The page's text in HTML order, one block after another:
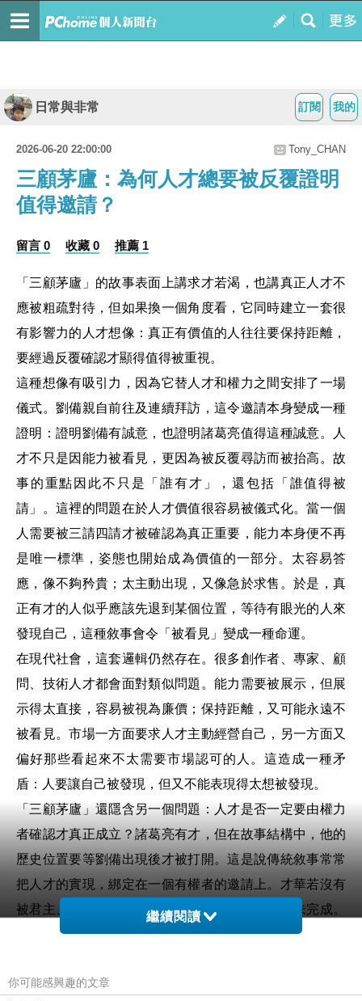
我的
訂閱
日常與非常
2026-06-20 22:00:00 Tony_CHAN
三顧茅廬：為何人才總要被反覆證明
值得邀請？
留言 0 收藏 0 推薦 1
「三顧茅廬」的故事表面上講求才若渴，也講真正人才不
應被粗疏對待，但如果換一個角度看，它同時建立一套很
有影響力的人才想像：真正有價值的人往往要保持距離，
要經過反覆確認才顯得值得被重視。
這種想像有吸引力，因為它替人才和權力之間安排了一場
儀式。劉備親自前往及連續拜訪，這令邀請本身變成一種
證明：證明劉備有誠意，也證明諸葛亮值得這種誠意。人
才不只是因能力被看見，更因為被反覆尋訪而被抬高。故
事的重點因此不只是「誰有才」，還包括「誰值得被
請」。這裡的問題在於人才價值很容易被儀式化。當一個
人需要被三請四請才被確認為真正重要，能力本身便不再
是唯一標準，姿態也開始成為價值的一部分。太容易答
應，像不夠矜貴；太主動出現，又像急於求售。於是，真
正有才的人似乎應該先退到某個位置，等待有眼光的人來
發現自己，這種敘事會令「被看見」變成一種命運。
在現代社會，這套邏輯仍然存在。很多創作者、專家、顧
問、技術人才都會面對類似問題。能力需要被展示，但展
示得太直接，容易被視為廉價；保持距離，又可能永遠不
被看見。市場一方面要求人才主動經營自己，另一方面又
偏好那些看起來不太需要市場認可的人。這造成一種矛
盾：人要讓自己被發現，但又不能表現得太想被發現。
「三顧茅廬」還隱含另一個問題：人才是否一定要由權力
者確認才真正成立？諸葛亮有才，但在故事結構中，他的
歷史位置要等劉備出現後才被打開。這是說傳統敘事常常
把人才的實現，綁定在一個有權者的邀請上。才華若沒有
被君主、上司、平台、資本或機構看見，就像尚未完成。
這種理解會令人才價值過度依賴外部認證。對權力者而
拜訪，取得尊重人才的形象。這個形象有政治功能：他不
繼續閱讀
你可能感興趣的文章